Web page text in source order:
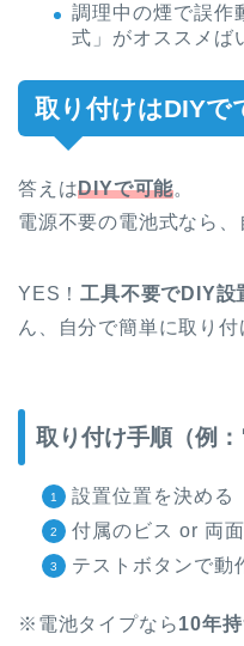
調理中の煙で誤作
式」がオススメば
取り付けはDIYで
答えはDIYで可能。
電源不要の電池式なら、
YES！工具不要でDIY設
ん、自分で簡単に取り付
取り付け手順（例：
設置位置を決める
付属のビス or 両
テストボタンで動
※電池タイプなら10年